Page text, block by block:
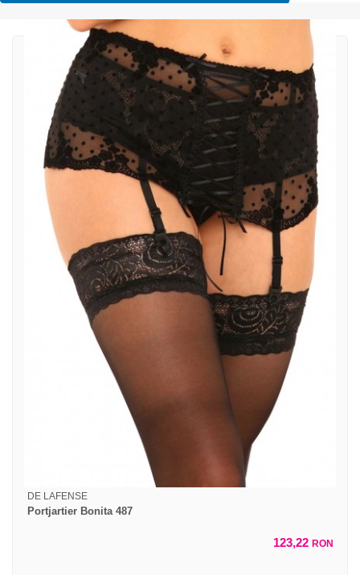
DE LAFENSE
Portjartier Bonita 487
123,22 RON